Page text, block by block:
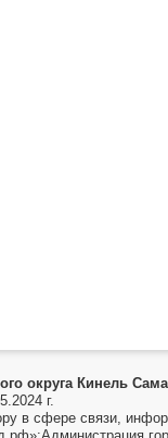
округа Кинель
г.
в сфере связи,